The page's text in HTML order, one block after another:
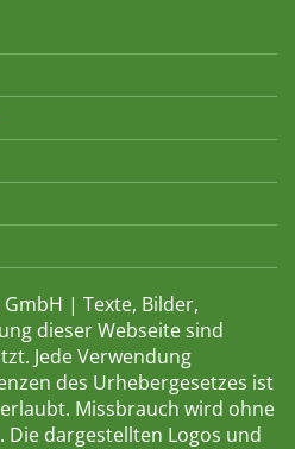
| Texte, Bilder,
dieser Webseite sind
Jede Verwendung
des Urhebergesetzes ist
Missbrauch wird ohne
dargestellten Logos und